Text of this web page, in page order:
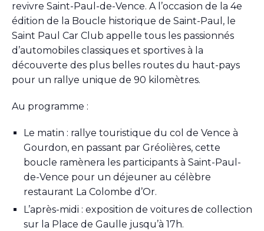
revivre Saint-Paul-de-Vence. A l’occasion de la 4e
édition de la Boucle historique de Saint-Paul, le
Saint Paul Car Club appelle tous les passionnés
d’automobiles classiques et sportives à la
découverte des plus belles routes du haut-pays
pour un rallye unique de 90 kilomètres.
Au programme :
Le matin : rallye touristique du col de Vence à
Gourdon, en passant par Gréolières, cette
boucle ramènera les participants à Saint-Paul-
de-Vence pour un déjeuner au célèbre
restaurant La Colombe d’Or.
L’après-midi : exposition de voitures de collection
sur la Place de Gaulle jusqu’à 17h.